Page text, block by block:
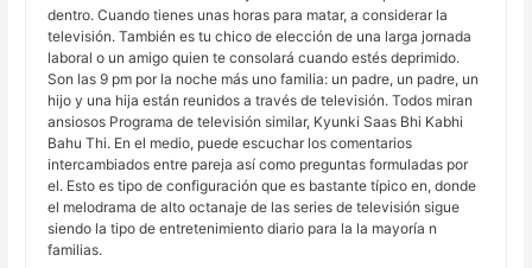
dentro. Cuando tienes unas horas para matar, a considerar la
televisión. También es tu chico de elección de una larga jornada
laboral o un amigo quien te consolará cuando estés deprimido.
Son las 9 pm por la noche más uno familia: un padre, un padre, un
hijo y una hija están reunidos a través de televisión. Todos miran
ansiosos Programa de televisión similar, Kyunki Saas Bhi Kabhi
Bahu Thi. En el medio, puede escuchar los comentarios
intercambiados entre pareja así como preguntas formuladas por
el. Esto es tipo de configuración que es bastante típico en, donde
el melodrama de alto octanaje de las series de televisión sigue
siendo la tipo de entretenimiento diario para la la mayoría n
familias.